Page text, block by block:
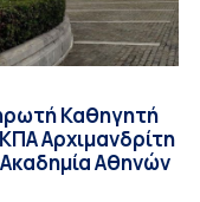
Καθηγητή
Αρχιμανδρίτη
Αθηνών